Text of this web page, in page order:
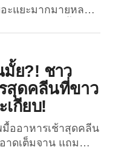
ะแยะมากมายหลาย
ตูนโดราเอ
หารสุดน่ารักในธีม
ต่ละไอเดียนั้นคาวาอี้
The Joi ก็จะพา
ร” ในทำนอง
ภทผลไม้ดูบ้าง กับ
ลายเป็นตัวการ์ตูน
มั้ย?! ชาว
สุดคลีนที่ขาว
กียบ!
ออาหารเช้าสุดคลีน
าดเต็มจาน แถม